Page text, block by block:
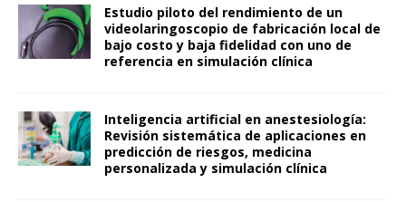
Estudio piloto del rendimiento de un
videolaringoscopio de fabricación local de
bajo costo y baja fidelidad con uno de
referencia en simulación clínica
Inteligencia artificial en anestesiología:
Revisión sistemática de aplicaciones en
predicción de riesgos, medicina
personalizada y simulación clínica